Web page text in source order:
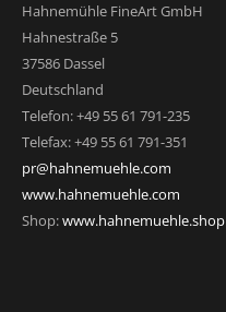
Hahnemühle FineArt GmbH
Hahnestraße 5
37586 Dassel
Deutschland
Telefon: +49 55 61 791-235
Telefax: +49 55 61 791-351
pr@hahnemuehle.com
www.hahnemuehle.com
Shop:www.hahnemuehle.shop